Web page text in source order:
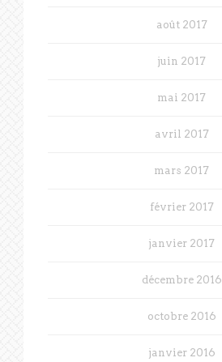
août 2017
juin 2017
mai 2017
avril 2017
mars 2017
février 2017
janvier 2017
décembre 2016
octobre 2016
janvier 2016